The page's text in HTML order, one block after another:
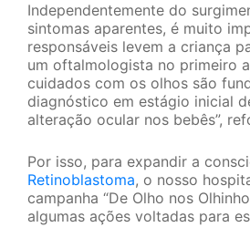
Independentemente do
sintomas aparentes, é muito
responsáveis levem a criança
um oftalmologista no primeiro
cuidados com os olhos são
diagnóstico em estágio inicial
alteração ocular nos bebês”,
Por isso, para expandir a
Retinoblastoma, o nosso
campanha “De Olho nos
algumas ações voltadas para